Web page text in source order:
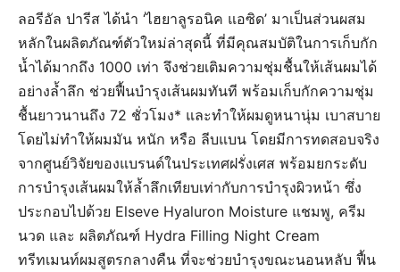
ลอรีอัล ปารีส ได้นำ ‘ไฮยาลูรอนิค แอซิด’ มาเป็นส่วนผสม
หลักในผลิตภัณฑ์ตัวใหม่ล่าสุดนี้ ที่มีคุณสมบัติในการเก็บกัก
น้ำได้มากถึง 1000 เท่า จึงช่วยเติมความชุ่มชื้นให้เส้นผมได้
อย่างล้ำลึก ช่วยฟื้นบำรุงเส้นผมทันที​ พร้อมเก็บกักความชุ่ม
ชื้นยาวนานถึง 72 ชั่วโมง* และทำให้ผมดูหนานุ่ม เบาสบาย
โดยไม่ทำให้ผมมัน หนัก หรือ ลีบแบน โดยมีการทดสอบจริง
จากศูนย์วิจัยของแบรนด์ในประเทศฝรั่งเศส พร้อมยกระดับ
การบำรุงเส้นผมให้ล้ำลึกเทียบเท่ากับการบำรุงผิวหน้า ซึ่ง
ประกอบไปด้วย Elseve Hyaluron Moisture แชมพู, ครีม
นวด และ ผลิตภัณฑ์ Hydra Filling Night Cream
ทรีทเมนท์ผมสูตรกลางคืน ที่จะช่วยบำรุงขณะนอนหลับ ฟื้น